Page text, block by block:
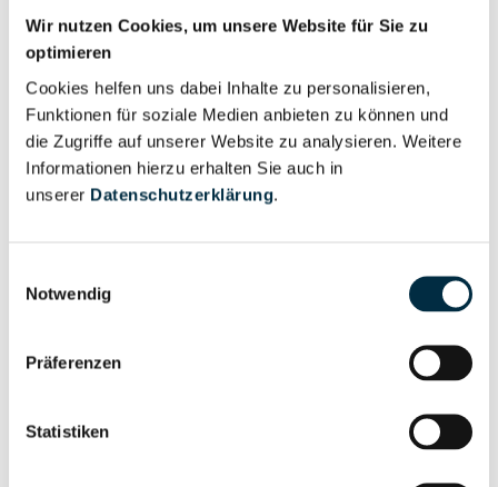
Wir nutzen Cookies, um unsere Website für Sie zu
optimieren
Cookies helfen uns dabei Inhalte zu personalisieren,
Funktionen für soziale Medien anbieten zu können und
die Zugriffe auf unserer Website zu analysieren. Weitere
Informationen hierzu erhalten Sie auch in
unserer Datenschutzerklärung.
Notwendig
Präferenzen
Statistiken
Regine IQtrim GmbH
REGINEK CONSULTING GmbH
Regine Kelm Immobilien GmbH
Regine Pilz Eventdekoration UG
(haftungsbeschränkt)
Regine Witte Immobilien UG (haftungsbeschränkt)
Regine Witte UG (haftungsbeschränkt)